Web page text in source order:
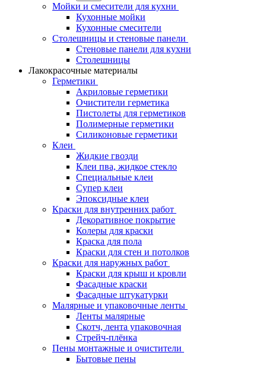
Мойки и смесители для кухни
Кухонные мойки
Кухонные смесители
Столешницы и стеновые панели
Стеновые панели для кухни
Столешницы
Лакокрасочные материалы
Герметики
Акриловые герметики
Очистители герметика
Пистолеты для герметиков
Полимерные герметики
Силиконовые герметики
Клеи
Жидкие гвозди
Клеи пва, жидкое стекло
Специальные клеи
Супер клеи
Эпоксидные клеи
Краски для внутренних работ
Декоративное покрытие
Колеры для краски
Краска для пола
Краски для стен и потолков
Краски для наружных работ
Краски для крыш и кровли
Фасадные краски
Фасадные штукатурки
Малярные и упаковочные ленты
Ленты малярные
Скотч, лента упаковочная
Стрейч-плёнка
Пены монтажные и очистители
Бытовые пены